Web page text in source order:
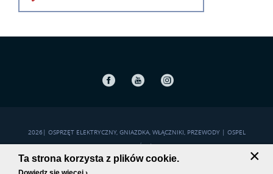
Instagram
2026| OSPRZĘT ELEKTRYCZNY, GNIAZDKA, WŁĄCZNIKI, PRZEWODY | OSPEL
POLITYKA PRYWATNOŚCI|MAPA STRONY
Ta strona korzysta z plików cookie. ×